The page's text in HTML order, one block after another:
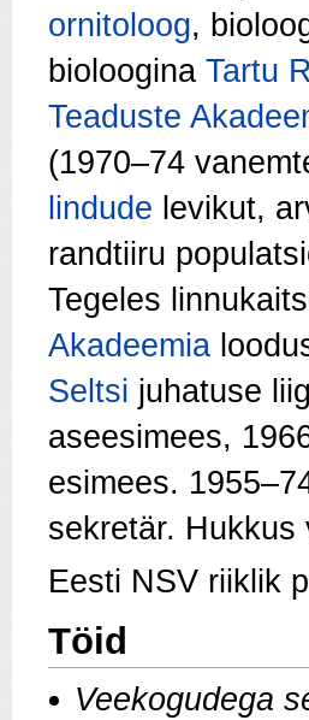
ornitoloog,
bioloogina Tartu
Teaduste
(1970–74
lindude levikut,
randtiiru
Tegeles
Akadeemia
Seltsi juhatuse
aseesimees,
esimees.
sekretär.
Eesti NSV riiklik
Töid
Veekogudega